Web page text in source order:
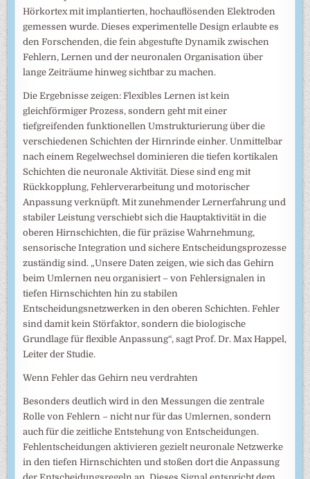
Hörkortex mit implantierten, hochauflösenden Elektroden
gemessen wurde. Dieses experimentelle Design erlaubte es
den Forschenden, die fein abgestufte Dynamik zwischen
Fehlern, Lernen und der neuronalen Organisation über
lange Zeiträume hinweg sichtbar zu machen.
Die Ergebnisse zeigen: Flexibles Lernen ist kein
gleichförmiger Prozess, sondern geht mit einer
tiefgreifenden funktionellen Umstrukturierung über die
verschiedenen Schichten der Hirnrinde einher. Unmittelbar
nach einem Regelwechsel dominieren die tiefen kortikalen
Schichten die neuronale Aktivität. Diese sind eng mit
Rückkopplung, Fehlerverarbeitung und motorischer
Anpassung verknüpft. Mit zunehmender Lernerfahrung und
stabiler Leistung verschiebt sich die Hauptaktivität in die
oberen Hirnschichten, die für präzise Wahrnehmung,
sensorische Integration und sichere Entscheidungsprozesse
zuständig sind. „Unsere Daten zeigen, wie sich das Gehirn
beim Umlernen neu organisiert – von Fehlersignalen in
tiefen Hirnschichten hin zu stabilen
Entscheidungsnetzwerken in den oberen Schichten. Fehler
sind damit kein Störfaktor, sondern die biologische
Grundlage für flexible Anpassung“, sagt Prof. Dr. Max Happel,
Leiter der Studie.
Wenn Fehler das Gehirn neu verdrahten
Besonders deutlich wird in den Messungen die zentrale
Rolle von Fehlern – nicht nur für das Umlernen, sondern
auch für die zeitliche Entstehung von Entscheidungen.
Fehlentscheidungen aktivieren gezielt neuronale Netzwerke
in den tiefen Hirnschichten und stoßen dort die Anpassung